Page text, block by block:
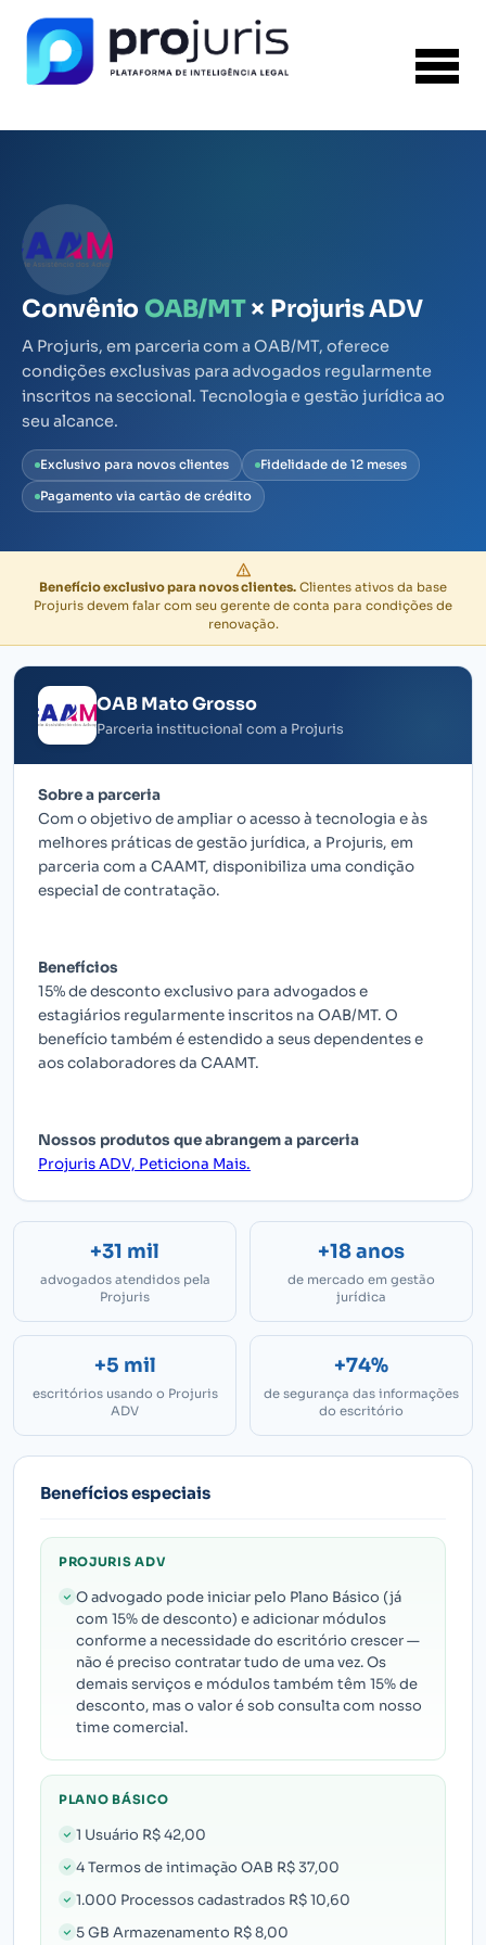
Convênio OAB/MT× Projuris ADV
A Projuris, em parceria com a OAB/MT, oferece
condições exclusivas para advogados regularmente
inscritos na seccional. Tecnologia e gestão jurídica ao
seu alcance.
Exclusivo para novos clientes Fidelidade de 12 meses
Pagamento via cartão de crédito
Benefício exclusivo para novos clientes. Clientes ativos da base
Projuris devem falar com seu gerente de conta para condições de
renovação.
OAB Mato Grosso
Parceria institucional com a Projuris
Sobre a parceria
Com o objetivo de ampliar o acesso à tecnologia e às
melhores práticas de gestão jurídica, a Projuris, em
parceria com a CAAMT, disponibiliza uma condição
especial de contratação.
Benefícios
15% de desconto exclusivo para advogados e
estagiários regularmente inscritos na OAB/MT. O
benefício também é estendido a seus dependentes e
aos colaboradores da CAAMT.
Nossos produtos que abrangem a parceria
Projuris ADV, Peticiona Mais.
+31 mil
advogados atendidos pela
Projuris
+18 anos
de mercado em gestão
jurídica
+5 mil
escritórios usando o Projuris
ADV
+74%
de segurança das informações
do escritório
Benefícios especiais
PROJURIS ADV
O advogado pode iniciar pelo Plano Básico (já
com 15% de desconto) e adicionar módulos
conforme a necessidade do escritório crescer —
não é preciso contratar tudo de uma vez. Os
demais serviços e módulos também têm 15% de
desconto, mas o valor é sob consulta com nosso
time comercial.
PLANO BÁSICO
1 Usuário R$ 42,00
4 Termos de intimação OAB R$ 37,00
1.000 Processos cadastrados R$ 10,60
5 GB Armazenamento R$ 8,00